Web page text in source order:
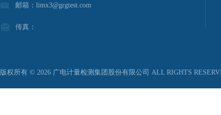
邮箱：limx3@grgtest.com
传真：
版权所有 © 2026 广电计量检测集团股份有限公司 ALL RIGHTS